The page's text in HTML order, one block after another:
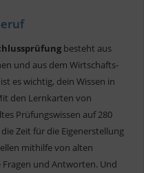
besteht aus
und aus dem Wirtschafts-
es wichtig, dein Wissen in
den Lernkarten von
Prüfungswissen auf 280
Zeit für die Eigenerstellung
mithilfe von alten
und Antworten. Und